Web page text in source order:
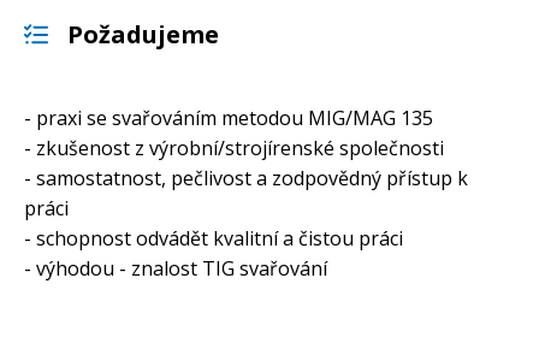
Požadujeme
- praxi se svařováním metodou MIG/MAG 135
- zkušenost z výrobní/strojírenské společnosti
- samostatnost, pečlivost a zodpovědný přístup k
práci
- schopnost odvádět kvalitní a čistou práci
- výhodou - znalost TIG svařování